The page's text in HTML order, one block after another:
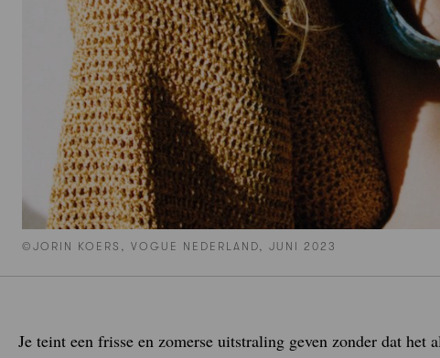
©JORIN KOERS, VOGUE NEDERLAND, JUNI 2023
Je teint een frisse en zomerse uitstraling geven zonder dat het